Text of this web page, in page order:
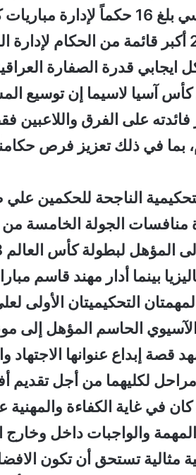
العالم.
تشهد نهائيات كأس آسيا 2019 أكبر قائمة من
قدرة الصفارة
آسيا لاسيما إن توسيع
على الفرق واللاعبين
بما في ذلك تعزيز فرص
الناجحة للحكمين
منافسات الجولة الخامسة
بينما أدار مهند قاسم
التحكيميتان الأولى
الحاسم المؤهل إلى
قصة إبداع عنوانها الاجتهاد
مراحل لكليهما من أجل
في غاية الكفاءة والمهنية
والواجبات داخل
مثالية تستحق أن تكون